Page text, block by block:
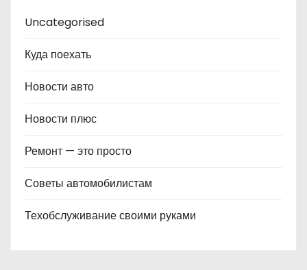
Uncategorised
Куда поехать
Новости авто
Новости плюс
Ремонт — это просто
Советы автомобилистам
Техобслуживание своими руками